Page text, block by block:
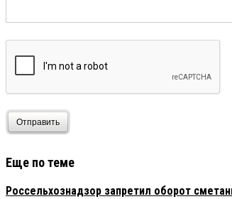
Отправить
Еще по теме
Россельхознадзор запретил оборот